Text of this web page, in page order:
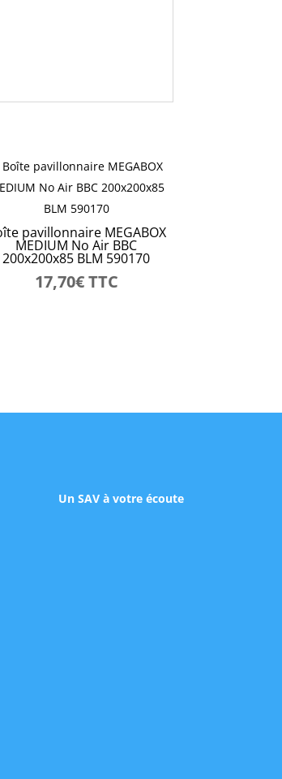
pavillonnaire MEGABOX
MEDIUM No Air BBC
200x200x85 BLM 590170
17,70€TTC
Un SAV à votre écoute